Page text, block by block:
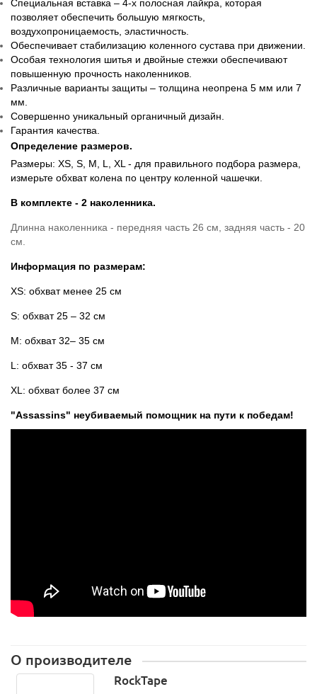
Специальная вставка – 4-х полосная лайкра, которая
позволяет обеспечить большую мягкость,
воздухопроницаемость, эластичность.
Обеспечивает стабилизацию коленного сустава при движении.
Особая технология шитья и двойные стежки обеспечивают
повышенную прочность наколенников.
Различные варианты защиты – толщина неопрена 5 мм или 7
мм.
Совершенно уникальный органичный дизайн.
Гарантия качества.
Определение размеров.
Размеры: XS, S, M, L, XL - для правильного подбора размера,
измерьте обхват колена по центру коленной чашечки.
В комплекте - 2 наколенника.
Длинна наколенника - передняя часть 26 см, задняя часть - 20
см.
Информация по размерам:
XS: обхват менее 25 см
S: обхват 25 – 32 см
M: обхват 32– 35 см
L: обхват 35 - 37 см
XL: обхват более 37 см
"Assassins" неубиваемый помощник на пути к победам!
О производителе
RockTape